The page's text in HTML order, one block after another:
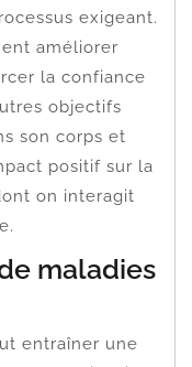
exigeant.
améliorer
la confiance
objectifs
son corps et
positif sur la
on interagit
maladies
entraîner une